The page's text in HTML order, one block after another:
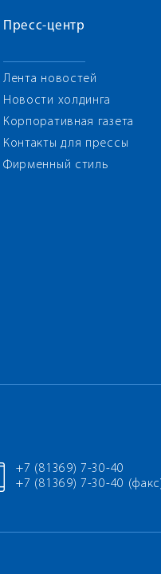
Пресс-центр
Лента новостей
Новости холдинга
Корпоративная газета
Контакты для прессы
Фирменный стиль
+7 (81369) 7-30-40
+7 (81369) 7-30-40